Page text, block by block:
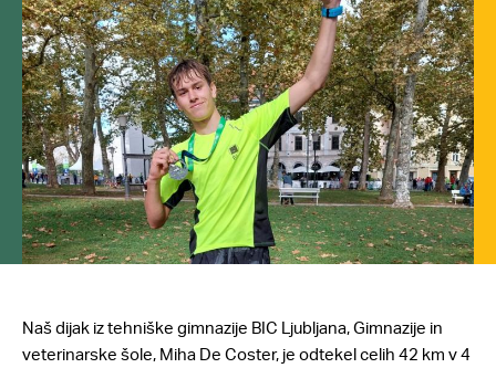
Naš dijak iz tehniške gimnazije BIC Ljubljana, Gimnazije in
veterinarske šole, Miha De Coster, je odtekel celih 42 km v 4